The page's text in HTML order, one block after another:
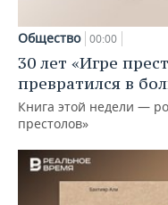
Общество 00:00
30 лет «Игре
превратился в
Книга этой недели —
престолов»